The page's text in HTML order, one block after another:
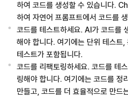
하여 코드를 생성할 수 있습니다.
하여 자연어 프롬프트에서 코드를
코드를 테스트하세요. AI가 코드를
해야 합니다. 여기에는 단위 테스트
테스트가 포함됩니다.
코드를 리팩토링하세요. 코드를 테
링해야 합니다. 여기에는 코드를 정
만들고, 코드를 더 효율적으로 만드